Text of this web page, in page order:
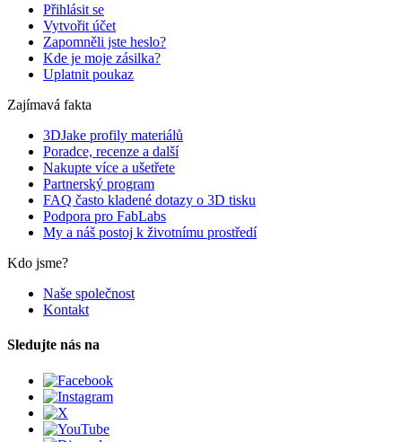
Přihlásit se
Vytvořit účet
Zapomněli jste heslo?
Kde je moje zásilka?
Uplatnit poukaz
Zajímavá fakta
3DJake profily materiálů
Poradce, recenze a další
Nakupte více a ušetřete
Partnerský program
FAQ často kladené dotazy o 3D tisku
Podpora pro FabLabs
My a náš postoj k životnímu prostředí
Kdo jsme?
Naše společnost
Kontakt
Sledujte nás na